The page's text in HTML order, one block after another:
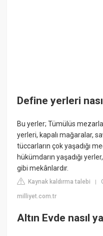
Define yerleri
Bu yerler; Tümülüs
yerleri, kapalı mağaralar,
tüccarların çok yaşadığı
hükümdarın yaşadığı
gibi mekânlardır.
Kaynak kaldırma talebi |
milliyet.com.tr
Altın Evde nasıl